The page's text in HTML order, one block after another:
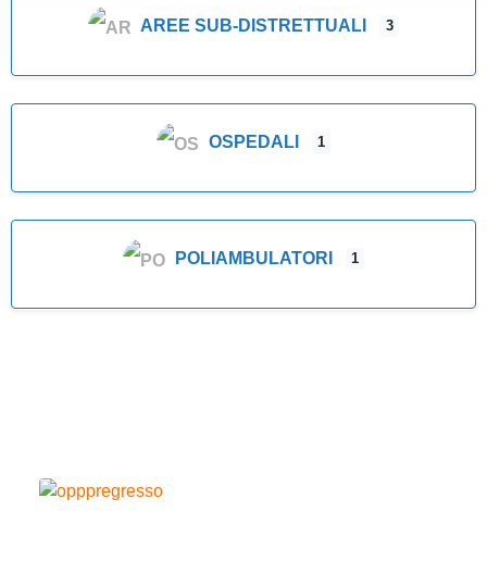
AREE SUB-DISTRETTUALI 3
OSPEDALI 1
POLIAMBULATORI 1